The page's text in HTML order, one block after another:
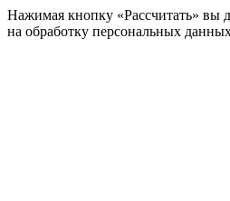
Нажимая кнопку «Рассчитать» вы
на обработку персональных